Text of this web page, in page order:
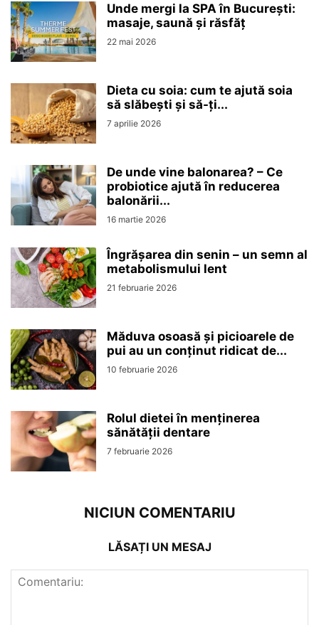
Unde mergi la SPA în București:
masaje, saună și răsfăț
22 mai 2026
Dieta cu soia: cum te ajută soia
să slăbești și să-ți...
7 aprilie 2026
De unde vine balonarea? – Ce
probiotice ajută în reducerea
balonării...
16 martie 2026
Îngrășarea din senin – un semn al
metabolismului lent
21 februarie 2026
Măduva osoasă și picioarele de
pui au un conținut ridicat de...
10 februarie 2026
Rolul dietei în menținerea
sănătății dentare
7 februarie 2026
NICIUN COMENTARIU
LĂSAȚI UN MESAJ